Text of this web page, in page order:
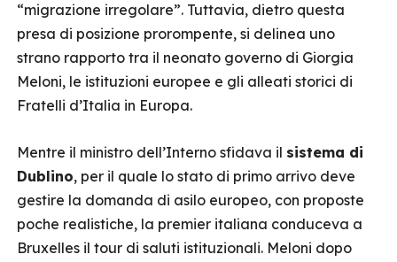
“migrazione irregolare”. Tuttavia, dietro questa
presa di posizione prorompente, si delinea uno
strano rapporto tra il neonato governo di Giorgia
Meloni, le istituzioni europee e gli alleati storici di
Fratelli d’Italia in Europa.
Mentre il ministro dell’Interno sfidava il sistema di
Dublino, per il quale lo stato di primo arrivo deve
gestire la domanda di asilo europeo, con proposte
poche realistiche, la premier italiana conduceva a
Bruxelles il tour di saluti istituzionali. Meloni dopo